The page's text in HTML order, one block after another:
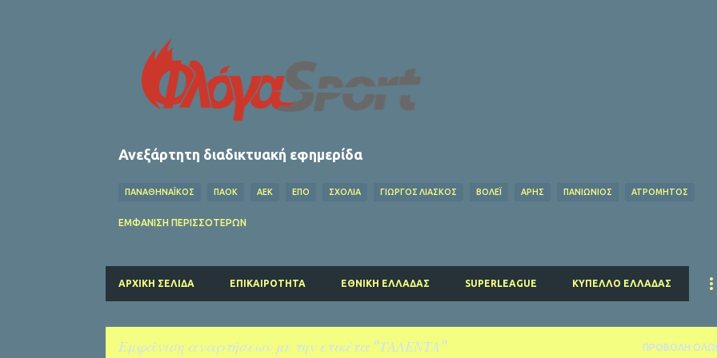
Ανεξάρτητη διαδικτυακή εφημερίδα
ΠΑΝΑΘΗΝΑΪΚΟΣ ΠΑΟΚ ΑΕΚ ΕΠΟ ΣΧΌΛΙΑ ΓΙΩΡΓΟΣ ΛΙΑΣΚΟΣ ΒΌΛΕΪ ΑΡΗΣ ΠΑΝΙΩΝΙΟΣ ΑΤΡΟΜΗΤΟΣ
ΟΦΗ
ΠΑΡΙ ΣΕΝ ΖΕΡΜΕΝ ΚΟΛΎΜΒΗΣΗ ΛΙΒΕΡΠΟΥΛ ΜΑΝΤΣΕΣΤΕΡ ΓΙΟΥΝΑΪΤΕΝΤ ΜΠΑΓΕΡΝ ΜΟΝΑΧΟΥ ΜΑΝΤΣΕΣΤΕΡ ΣΙΤΙ
ΕΜΦΆΝΙΣΗ ΠΕΡΙΣΣΌΤΕΡΩΝ
ΑΡΧΙΚΉ ΣΕΛΊΔΑ ΕΠΙΚΑΙΡΌΤΗΤΑ ΕΘΝΙΚΉ ΕΛΛΆΔΑΣ SUPERLEAGUE ΚΎΠΕΛΛΟ ΕΛΛΆΔΑΣ
Εμφάνιση αναρτήσεων με την ετικέτα ΤΑΛΕΝΤΑ ΠΡΟΒΟΛΉ